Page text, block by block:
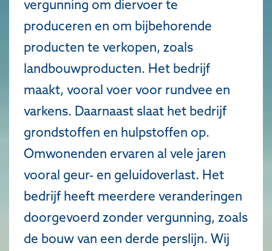
vergunning om diervoer te
produceren en om bijbehorende
producten te verkopen, zoals
landbouwproducten. Het bedrijf
maakt, vooral voer voor rundvee en
varkens. Daarnaast slaat het bedrijf
grondstoffen en hulpstoffen op.
Omwonenden ervaren al vele jaren
vooral geur- en geluidoverlast. Het
bedrijf heeft meerdere veranderingen
doorgevoerd zonder vergunning, zoals
de bouw van een derde perslijn. Wij